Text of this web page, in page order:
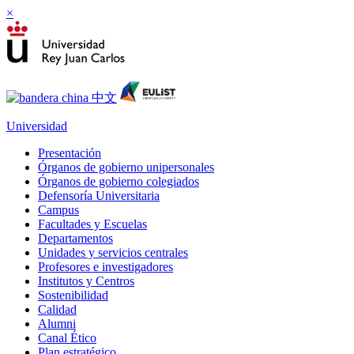
×
Universidad
Presentación
Órganos de gobierno unipersonales
Órganos de gobierno colegiados
Defensoría Universitaria
Campus
Facultades y Escuelas
Departamentos
Unidades y servicios centrales
Profesores e investigadores
Institutos y Centros
Sostenibilidad
Calidad
Alumni
Canal Ético